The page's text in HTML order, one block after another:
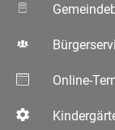
Online-